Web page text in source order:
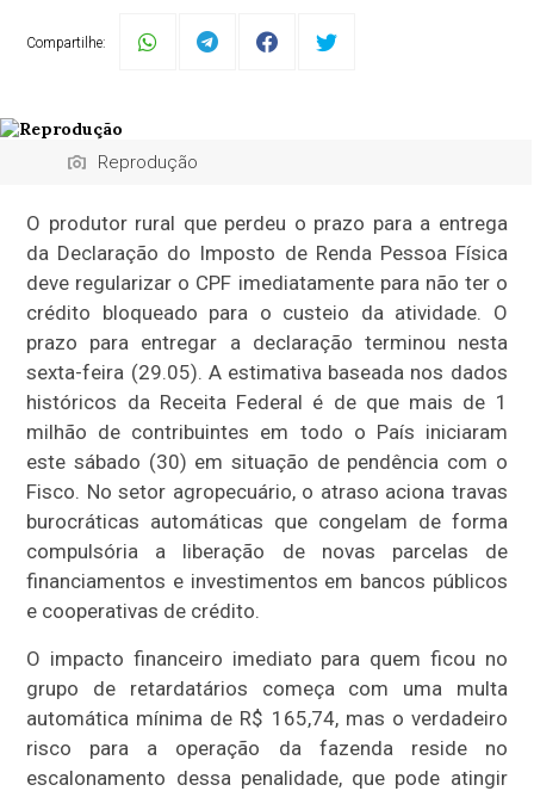
Compartilhe:
Reprodução
O produtor rural que perdeu o prazo para a entrega
da Declaração do Imposto de Renda Pessoa Física
deve regularizar o CPF imediatamente para não ter o
crédito bloqueado para o custeio da atividade. O
prazo para entregar a declaração terminou nesta
sexta-feira (29.05). A estimativa baseada nos dados
históricos da Receita Federal é de que mais de 1
milhão de contribuintes em todo o País iniciaram
este sábado (30) em situação de pendência com o
Fisco. No setor agropecuário, o atraso aciona travas
burocráticas automáticas que congelam de forma
compulsória a liberação de novas parcelas de
financiamentos e investimentos em bancos públicos
e cooperativas de crédito.
O impacto financeiro imediato para quem ficou no
grupo de retardatários começa com uma multa
automática mínima de R$ 165,74, mas o verdadeiro
risco para a operação da fazenda reside no
escalonamento dessa penalidade, que pode atingir